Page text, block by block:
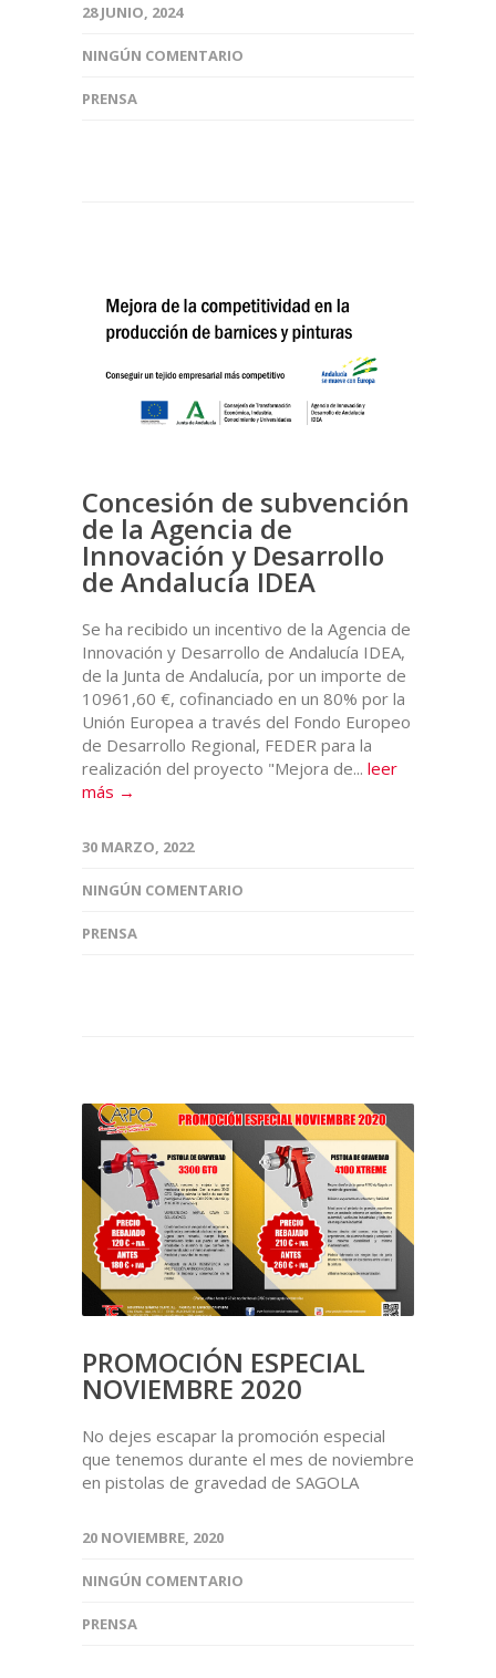
28 JUNIO, 2024
NINGÚN COMENTARIO
PRENSA
Concesión de subvención
de la Agencia de
Innovación y Desarrollo
de Andalucía IDEA
Se ha recibido un incentivo de la Agencia de
Innovación y Desarrollo de Andalucía IDEA,
de la Junta de Andalucía, por un importe de
10961,60 €, cofinanciado en un 80% por la
Unión Europea a través del Fondo Europeo
de Desarrollo Regional, FEDER para la
realización del proyecto "Mejora de... leer
más →
30 MARZO, 2022
NINGÚN COMENTARIO
PRENSA
PROMOCIÓN ESPECIAL
NOVIEMBRE 2020
No dejes escapar la promoción especial
que tenemos durante el mes de noviembre
en pistolas de gravedad de SAGOLA
20 NOVIEMBRE, 2020
NINGÚN COMENTARIO
PRENSA